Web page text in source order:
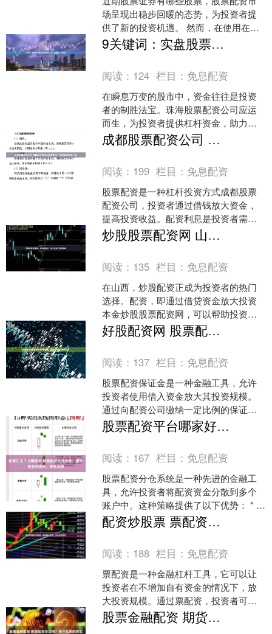
场呈现出稳步回暖的态势，为投资者提
供了新的投资机遇。 然而，在使用在线
配资平台时也需要谨慎。杠杆作用是一
把双刃剑，它既可以放大....
9关键词：实盘股票配资 珠海股票配资公司：助力投资，赢战股市
阅读： 124 栏目： 免息配资
在瞬息万变的股市中，资金往往是投资
者的制胜法宝。珠海股票配资公司应运
而生，为投资者提供杠杆资金，助力其
放大收益9关键词：实盘股票配资，赢战
股市。 我们与多家银行....
成都股票配资公司 股票配资最低利息是多少？揭秘配资利息门道
阅读： 199 栏目： 免息配资
股票配资是一种杠杆投资方式成都股票
配资公司，投资者通过借钱放大资金，
提高投资收益。配资利息是投资者需要
支付给配资公司的费用，也是影响配资
收益的重要因素。 远程智....
炒股股票配资网 山西炒股配资：助您投资之路更顺畅
阅读： 135 栏目： 免息配资
在山西，炒股配资正成为投资者的热门
选择。配资，即通过借贷资金放大投资
本金炒股股票配资网，可以帮助投资者
抓住市场机会，提升收益率。 * **分散投
资组合：**通过....
好股配资网 股票配资保证金：解锁资金，提升收益
阅读： 137 栏目： 免息配资
股票配资保证金是一种金融工具，允许
投资者使用借入资金放大其投资规模。
通过向配资公司缴纳一定比例的保证
金，投资者可以获得数倍于保证金的资
金，用于股票交易。 平台采....
股票配资平台哪家好 股票配资分仓系统：提升资金利用率，降低风险
阅读： 167 栏目： 免息配资
股票配资分仓系统是一种先进的金融工
具，允许投资者将配资资金分散到多个
账户中。这种策略提供了以下优势： * **
安全性：**选择信誉良好的平台，确保资
金安全。 *....
配资炒股票 票配资：轻松撬动资本，成就财富梦想
阅读： 188 栏目： 免息配资
票配资是一种金融杠杆工具，它可以让
投资者在不增加自有资金的情况下，放
大投资规模。通过票配资，投资者可以
轻松撬动资本，从而获得更高的收益。 *
**放大收益：**....
股票金融配资 期货配资合法吗？揭开配资的真实面纱